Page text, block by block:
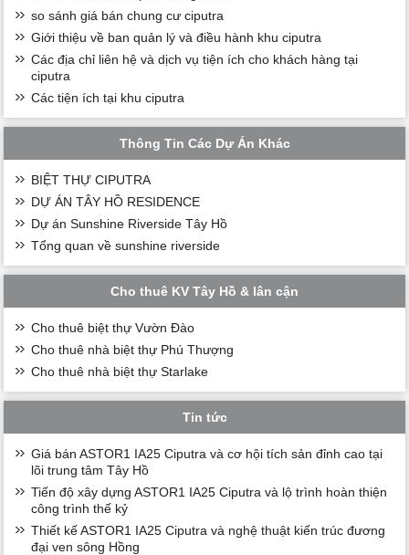
so sánh giá bán chung cư ciputra
Giới thiệu về ban quản lý và điều hành khu ciputra
Các địa chỉ liên hệ và dịch vụ tiện ích cho khách hàng tại
ciputra
Các tiện ích tại khu ciputra
Thông Tin Các Dự Án Khác
BIỆT THỰ CIPUTRA
DỰ ÁN TÂY HỒ RESIDENCE
Dự án Sunshine Riverside Tây Hồ
Tổng quan về sunshine riverside
Cho thuê KV Tây Hồ & lân cận
Cho thuê biệt thự Vườn Đào
Cho thuê nhà biệt thự Phú Thượng
Cho thuê nhà biệt thự Starlake
Tin tức
Giá bán ASTOR1 IA25 Ciputra và cơ hội tích sản đỉnh cao tại
lõi trung tâm Tây Hồ
Tiến độ xây dựng ASTOR1 IA25 Ciputra và lộ trình hoàn thiện
công trình thế kỷ
Thiết kế ASTOR1 IA25 Ciputra và nghệ thuật kiến trúc đương
đại ven sông Hồng